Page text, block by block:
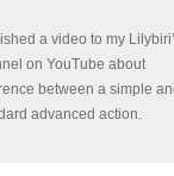
a video to my
on YouTube about
between a simple
advanced action.